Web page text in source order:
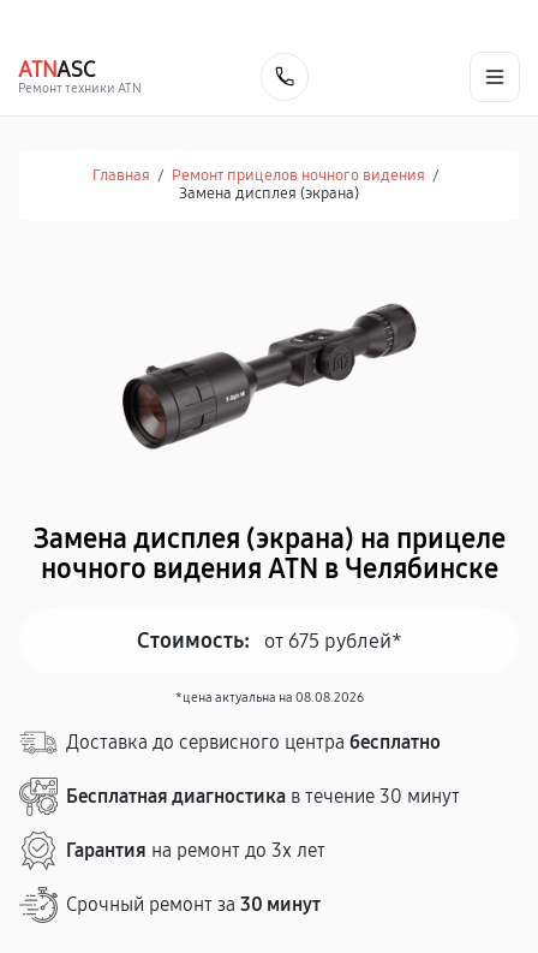
ATNASC
Ремонт техники ATN
Главная / Ремонт прицелов ночного видения /
Замена дисплея (экрана)
Замена дисплея (экрана) на прицеле
ночного видения ATN в Челябинске
Стоимость: от 675 рублей*
*цена актуальна на 08.08.2026
Доставка до сервисного центра бесплатно
Бесплатная диагностика в течение 30 минут
Гарантия на ремонт до 3х лет
Срочный ремонт за 30 минут